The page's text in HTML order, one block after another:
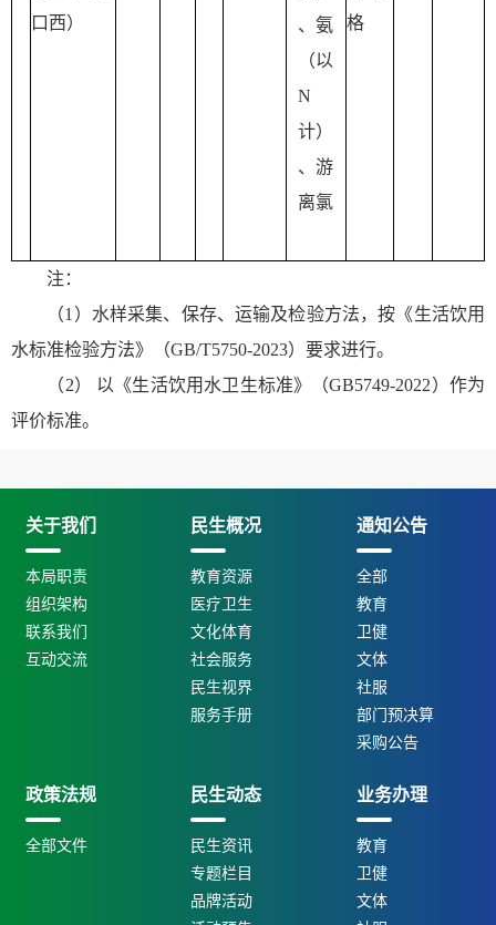
、氨
（以
N
计）
、游
离氯
口西）
格
注：
（1）水样采集、保存、运输及检验方法，按《生活饮用
水标准检验方法》（GB/T5750-2023）要求进行。
（2） 以《生活饮用水卫生标准》（GB5749-2022）作为
评价标准。
关于我们
本局职责
组织架构
联系我们
互动交流
民生概况
教育资源
医疗卫生
文化体育
社会服务
民生视界
服务手册
通知公告
全部
教育
卫健
文体
社服
部门预决算
采购公告
政策法规
全部文件
民生动态
民生资讯
专题栏目
品牌活动
业务办理
教育
卫健
文体